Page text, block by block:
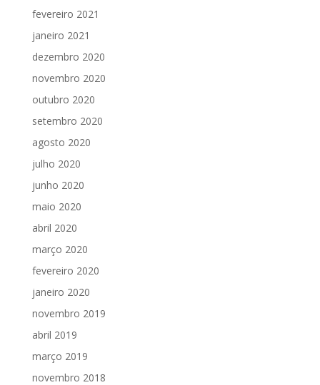
fevereiro 2021
janeiro 2021
dezembro 2020
novembro 2020
outubro 2020
setembro 2020
agosto 2020
julho 2020
junho 2020
maio 2020
abril 2020
março 2020
fevereiro 2020
janeiro 2020
novembro 2019
abril 2019
março 2019
novembro 2018